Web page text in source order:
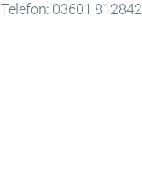
Telefon: 03601 812842